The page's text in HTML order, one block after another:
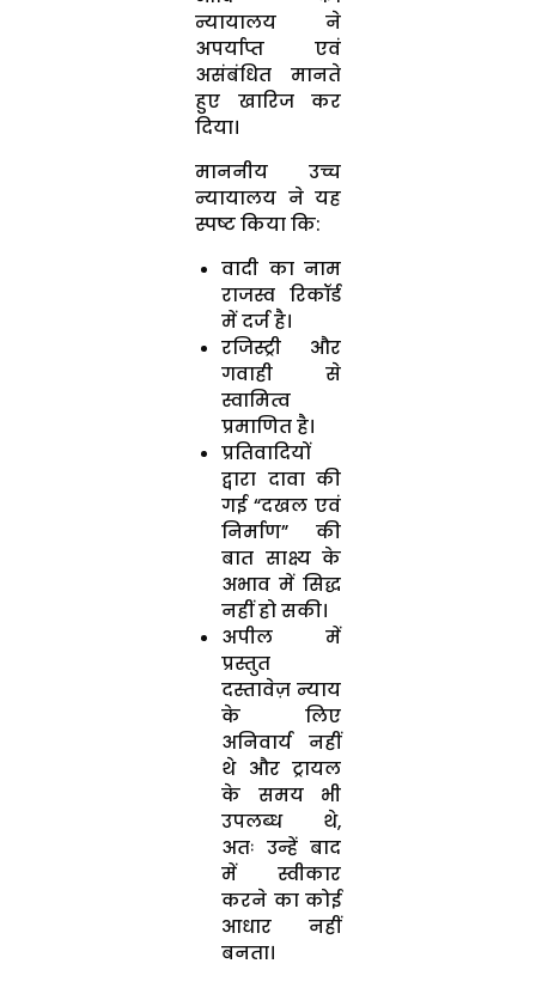
न्यायालय ने
अपर्याप्त एवं
असंबंधित मानते
हुए खारिज कर
दिया।
माननीय उच्च
न्यायालय ने यह
स्पष्ट किया कि:
वादी का नाम
राजस्व रिकॉर्ड
में दर्ज है।
रजिस्ट्री और
गवाही से
स्वामित्व
प्रमाणित है।
प्रतिवादियों
द्वारा दावा की
गई “दखल एवं
निर्माण” की
बात साक्ष्य के
अभाव में सिद्ध
नहीं हो सकी।
अपील में
प्रस्तुत
दस्तावेज़ न्याय
के लिए
अनिवार्य नहीं
थे और ट्रायल
के समय भी
उपलब्ध थे,
अतः उन्हें बाद
में स्वीकार
करने का कोई
आधार नहीं
बनता।